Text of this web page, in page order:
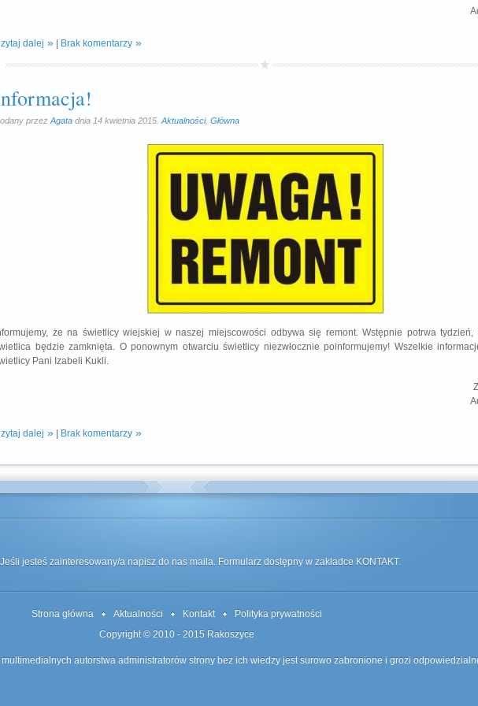
dalej Brak komentarzy
przez Agata dnia 14 kwietnia 2015. Aktualności, Główna
że na świetlicy wiejskiej w naszej miejscowości odbywa się remont. Wstępnie potrwa tydzień,
będzie zamknięta. O ponownym otwarciu świetlicy niezwłocznie poinformujemy! Wszelkie
Pani Izabeli Kukli.
dalej Brak komentarzy
jesteś zainteresowany/a napisz do nas maila. Formularz dostępny w zakładce KONTAKT.
Strona główna Aktualności Kontakt
Polityka prywatności
Copyright © 2010 - 2015 Rakoszyce
autorstwa administratorów strony bez ich wiedzy jest surowo zabronione i grozi